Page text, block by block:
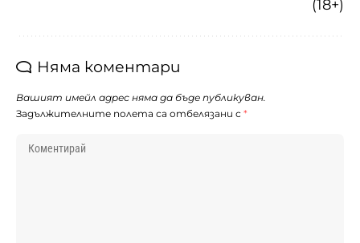
(18+)
Няма коментари
Вашият имейл адрес няма да бъде публикуван.
Задължителните полета са отбелязани с *